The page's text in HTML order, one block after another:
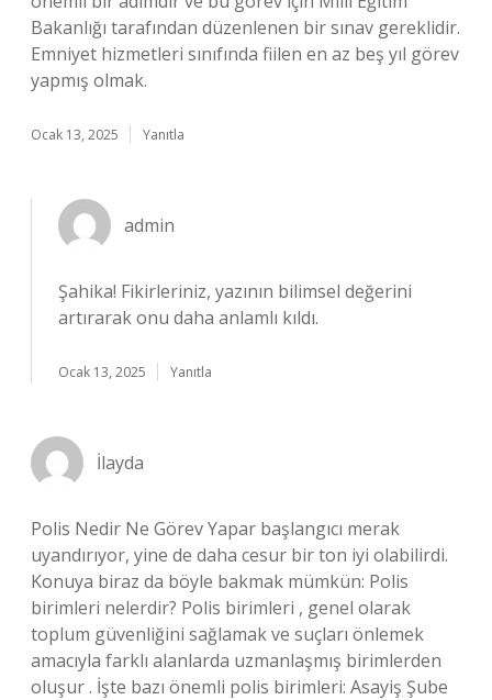
Bakanlığı tarafından düzenlenen bir sınav gereklidir.
Emniyet hizmetleri sınıfında fiilen en az beş yıl görev
yapmış olmak.
Ocak 13, 2025 Yanıtla
admin
Şahika! Fikirleriniz, yazının bilimsel değerini
artırarak onu daha anlamlı kıldı.
Ocak 13, 2025 Yanıtla
İlayda
Polis Nedir Ne Görev Yapar başlangıcı merak
uyandırıyor, yine de daha cesur bir ton iyi olabilirdi.
Konuya biraz da böyle bakmak mümkün: Polis
birimleri nelerdir? Polis birimleri , genel olarak
toplum güvenliğini sağlamak ve suçları önlemek
amacıyla farklı alanlarda uzmanlaşmış birimlerden
oluşur . İşte bazı önemli polis birimleri: Asayiş Şube